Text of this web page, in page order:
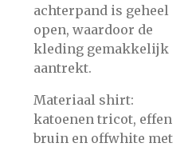
achterpand is geheel
open, waardoor de
kleding gemakkelijk
aantrekt.
Materiaal shirt:
katoenen tricot, effen
bruin en offwhite met